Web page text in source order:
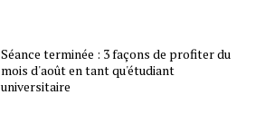
Séance terminée : 3 façons de profiter du
mois d'août en tant qu'étudiant
universitaire